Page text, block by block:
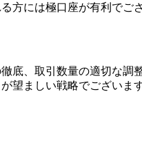
方には極口座が有利でござ
底、取引数量の適切な調
望ましい戦略でございます